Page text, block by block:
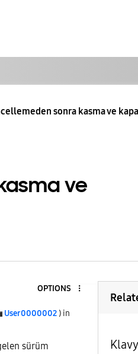
sonra kasma ve
ve
OPTIONS
User0000002 ) in
sürüm